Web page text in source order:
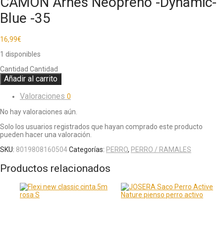
Blue -35
16,99€
1 disponibles
Cantidad Cantidad
Añadir al carrito
Valoraciones 0
No hay valoraciones aún.
Solo los usuarios registrados que hayan comprado este producto
pueden hacer una valoración.
SKU: 8019808160504Categorías: PERRO, PERRO / RAMALES
Productos relacionados